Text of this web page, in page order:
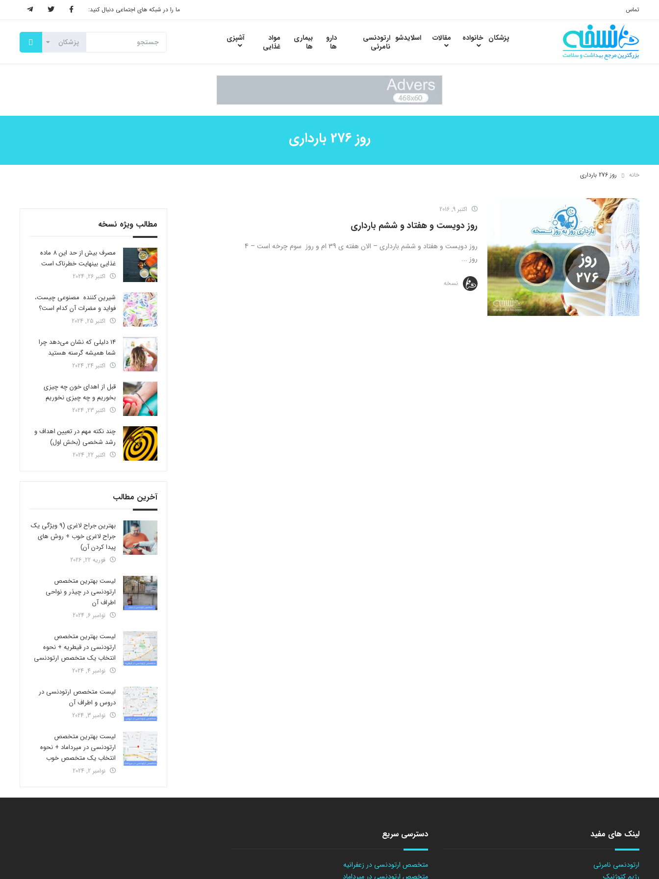
تماس ما را در شبکه های اجتماعی دنبال کنید:
پزشکان خانواده مقالات اسلایدشو ارتودنسی
نامرئی
دارو
ها
بیماری
ها
مواد
غذایی
آشپزی
روز 276 بارداری
خانه روز 276 بارداری
اکتبر 9, 2016
روز دویست و هفتاد و ششم بارداری
روز دویست و هفتاد و ششم بارداری – الان هفته ی 39 ام و روز سوم چرخه است – 4
روز ...
نسخه
مطالب ویژه نسخه
مصرف بیش از حد این 8 ماده
غذایی بینهایت خطرناک است
اکتبر 26, 2024
شیرین کننده مصنوعی چیست،
فواید و مضرات آن کدام است؟
اکتبر 25, 2024
14 دلیلی که نشان می‌دهد چرا
شما همیشه گرسنه هستید
اکتبر 24, 2024
قبل از اهدای خون چه چیزی
بخوریم و چه چیزی نخوریم
اکتبر 23, 2024
چند نکته مهم در تعیین اهداف و
رشد شخصی (بخش اول)
اکتبر 22, 2024
آخرین مطالب
بهترین جراح لاغری (9 ویژگی یک
جراح لاغری خوب + روش های
پیدا کردن آن)
فوریه 22, 2026
لیست بهترین متخصص
ارتودنسی در چیذر و نواحی
اطراف آن
نوامبر 6, 2024
لیست بهترین متخصص
ارتودنسی در قیطریه + نحوه
انتخاب یک متخصص ارتودنسی
نوامبر 4, 2024
لیست متخصص ارتودنسی در
دروس و اطراف آن
نوامبر 3, 2024
لیست بهترین متخصص
ارتودنسی در میرداماد + نحوه
انتخاب یک متخصص خوب
نوامبر 2, 2024
لینک های مفید
ارتودنسی نامرئی
رژیم کتوژنیک
دسترسی سریع
متخصص ارتودنسی در زعفرانیه
متخصص ارتودنسی در میرداماد